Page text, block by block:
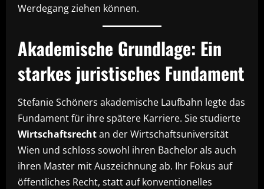
Werdegang ziehen können.
Akademische Grundlage: Ein
starkes juristisches Fundament
Stefanie Schöners akademische Laufbahn legte das
Fundament für ihre spätere Karriere. Sie studierte
Wirtschaftsrechtan der Wirtschaftsuniversität
Wien und schloss sowohl ihren Bachelor als auch
ihren Master mit Auszeichnung ab. Ihr Fokus auf
öffentliches Recht, statt auf konventionelles